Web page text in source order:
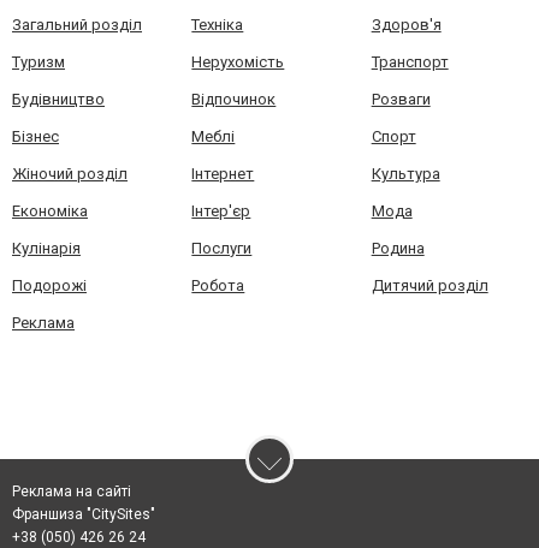
Загальний розділ Техніка Здоров'я
Туризм Нерухомість Транспорт
Будівництво Відпочинок Розваги
Бізнес Меблі Спорт
Жіночий розділ Інтернет Культура
Економіка Інтер'єр Мода
Кулінарія Послуги Родина
Подорожі Робота Дитячий розділ
Реклама
Реклама на сайті
Франшиза "CitySites"
+38 (050) 426 26 24